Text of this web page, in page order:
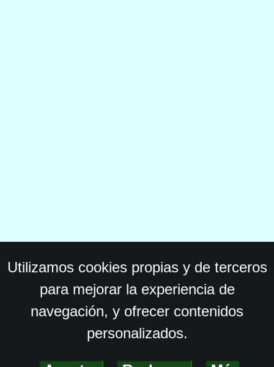
Utilizamos cookies propias y de terceros
para mejorar la experiencia de
navegación, y ofrecer contenidos
personalizados.